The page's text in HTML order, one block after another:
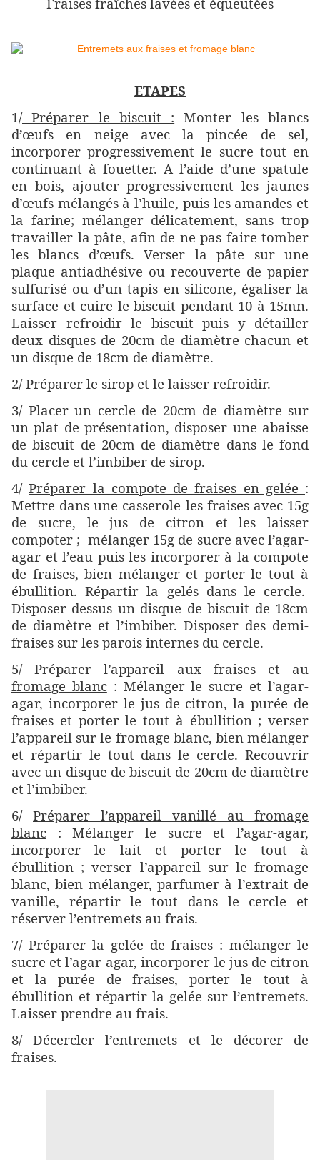
ETAPES
1/Préparer le biscuit : Monter les blancs
d’œufs en neige avec la pincée de sel,
incorporer progressivement le sucre tout en
continuant à fouetter. A l’aide d’une spatule
en bois, ajouter progressivement les jaunes
d’œufs mélangés à l’huile, puis les amandes et
la farine; mélanger délicatement, sans trop
travailler la pâte, afin de ne pas faire tomber
les blancs d’œufs. Verser la pâte sur une
plaque antiadhésive ou recouverte de papier
sulfurisé ou d’un tapis en silicone, égaliser la
surface et cuire le biscuit pendant 10 à 15mn.
Laisser refroidir le biscuit puis y détailler
deux disques de 20cm de diamètre chacun et
un disque de 18cm de diamètre.
2/ Préparer le sirop et le laisser refroidir.
3/ Placer un cercle de 20cm de diamètre sur
un plat de présentation, disposer une abaisse
de biscuit de 20cm de diamètre dans le fond
du cercle et l’imbiber de sirop.
4/Préparer la compote de fraises en gelée :
Mettre dans une casserole les fraises avec 15g
de sucre, le jus de citron et les laisser
compoter ; mélanger 15g de sucre avec l’agar-
agar et l’eau puis les incorporer à la compote
de fraises, bien mélanger et porter le tout à
ébullition. Répartir la gelés dans le cercle.
Disposer dessus un disque de biscuit de 18cm
de diamètre et l’imbiber. Disposer des demi-
fraises sur les parois internes du cercle.
5/Préparer l’appareil aux fraises et au
fromage blanc: Mélanger le sucre et l’agar-
agar, incorporer le jus de citron, la purée de
fraises et porter le tout à ébullition ; verser
l’appareil sur le fromage blanc, bien mélanger
et répartir le tout dans le cercle. Recouvrir
avec un disque de biscuit de 20cm de diamètre
et l’imbiber.
6/ Préparer l’appareil vanillé au fromage
blanc : Mélanger le sucre et l’agar-agar,
incorporer le lait et porter le tout à
ébullition ; verser l’appareil sur le fromage
blanc, bien mélanger, parfumer à l’extrait de
vanille, répartir le tout dans le cercle et
réserver l’entremets au frais.
7/ Préparer la gelée de fraises : mélanger le
sucre et l’agar-agar, incorporer le jus de citron
et la purée de fraises, porter le tout à
ébullition et répartir la gelée sur l’entremets.
Laisser prendre au frais.
8/ Décercler l’entremets et le décorer de
fraises.